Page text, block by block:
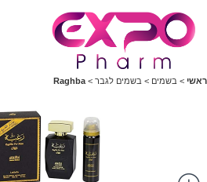
ראשי > בשמים > בשמים לגבר >
Raghba